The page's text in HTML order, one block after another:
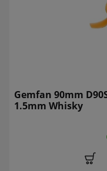
Gemfan 90mm
1.5mm Whisky